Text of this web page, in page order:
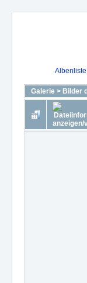
Albenliste
Galerie > Bilder